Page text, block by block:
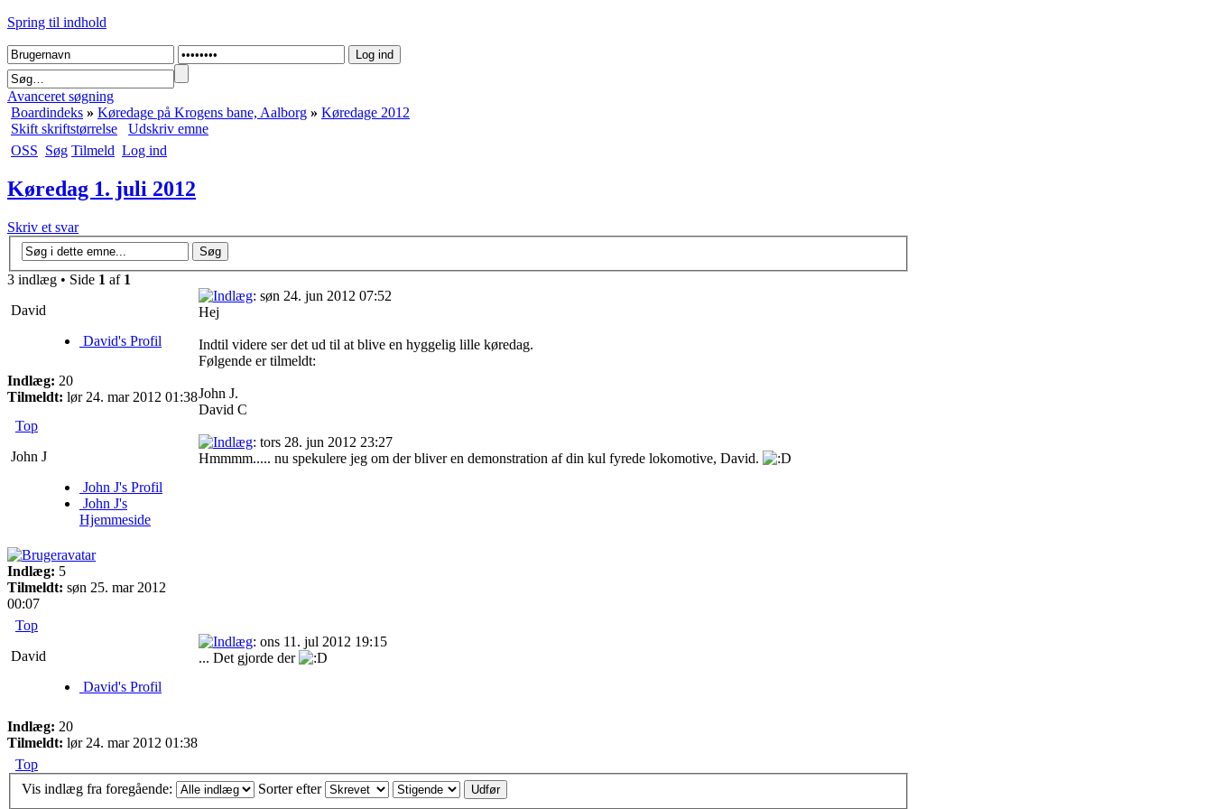
Spring til indhold
Avanceret søgning
Boardindeks » Køredage på Krogens bane, Aalborg » Køredage 2012
Skift skriftstørrelse
Udskriv emne
OSS Søg Tilmeld Log ind
Køredag 1. juli 2012
Skriv et svar
3 indlæg • Side 1 af 1
David
David's Profil
Indlæg: 20
Tilmeldt: lør 24. mar 2012 01:38
: søn 24. jun 2012 07:52
Hej
Indtil videre ser det ud til at blive en hyggelig lille køredag.
Følgende er tilmeldt:
John J.
David C
Top
John J
John J's Profil
John J's
Hjemmeside
Indlæg: 5
Tilmeldt: søn 25. mar 2012
00:07
: tors 28. jun 2012 23:27
Hmmmm..... nu spekulere jeg om der bliver en demonstration af din kul fyrede lokomotive, David.
Top
David
David's Profil
Indlæg: 20
Tilmeldt: lør 24. mar 2012 01:38
: ons 11. jul 2012 19:15
... Det gjorde der
Top
Vis indlæg fra foregående:
Sorter efter